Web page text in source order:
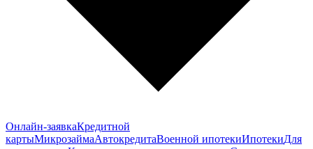
Онлайн-заявкаКредитной
картыМикрозаймаАвтокредитаВоенной ипотекиИпотекиДля